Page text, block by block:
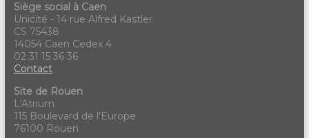
Siège social à Caen
Unicité - 14 rue Alfred Kastler
CS 75438
14054 Caen Cedex 4
02 31 15 36 36
Contact
Site de Rouen
L'Atrium
115 Boulevard de l'Europe
76100 Rouen